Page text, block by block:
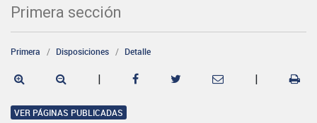
Primera sección
Primera Disposiciones Detalle
| |
VER PÁGINAS PUBLICADAS